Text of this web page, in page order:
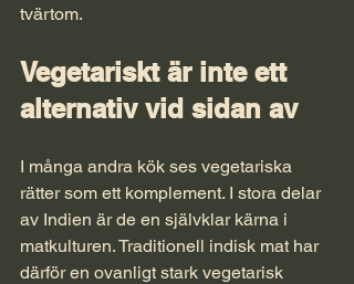
tvärtom.
Vegetariskt är inte ett
alternativ vid sidan av
I många andra kök ses vegetariska
rätter som ett komplement. I stora delar
av Indien är de en självklar kärna i
matkulturen. Traditionell indisk mat har
därför en ovanligt stark vegetarisk